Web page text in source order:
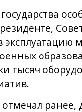
государства
эксплуатацию
тысяч
отмечал